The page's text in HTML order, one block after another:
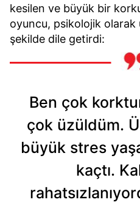
kesilen ve büyük bir
oyuncu, psikolojik olarak
şekilde dile getirdi:
Ben çok
çok üzüldüm.
büyük stres
kaçtı.